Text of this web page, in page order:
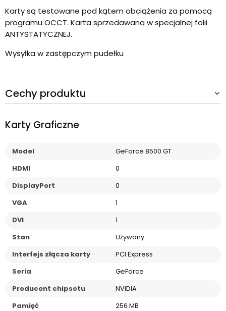
Karty są testowane pod kątem obciążenia za pomocą
programu OCCT. Karta sprzedawana w specjalnej folii
ANTYSTATYCZNEJ.
Wysyłka w zastępczym pudełku
Cechy produktu
Karty Graficzne
Model
GeForce 8500 GT
HDMI
0
DisplayPort
0
VGA
1
DVI
1
Stan
Używany
Interfejs złącza karty
PCI Express
Seria
GeForce
Producent chipsetu
NVIDIA
Pamięć
256 MB